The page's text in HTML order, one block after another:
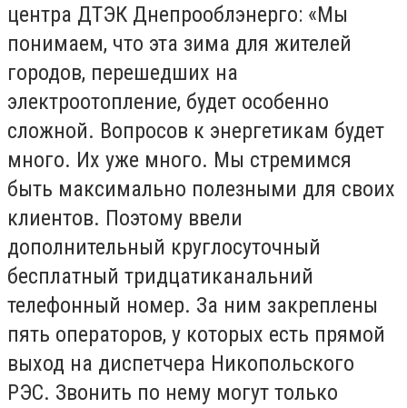
центра ДТЭК Днепрооблэнерго: «Мы
понимаем, что эта зима для жителей
городов, перешедших на
электроотопление, будет особенно
сложной. Вопросов к энергетикам будет
много. Их уже много. Мы стремимся
быть максимально полезными для своих
клиентов. Поэтому ввели
дополнительный круглосуточный
бесплатный тридцатиканальний
телефонный номер. За ним закреплены
пять операторов, у которых есть прямой
выход на диспетчера Никопольского
РЭС. Звонить по нему могут только